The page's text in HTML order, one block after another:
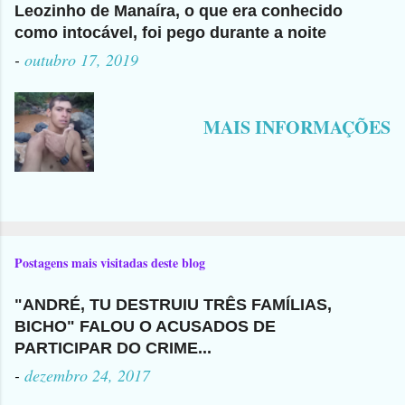
Leozinho de Manaíra, o que era conhecido
como intocável, foi pego durante a noite
- outubro 17, 2019
MAIS INFORMAÇÕES
Postagens mais visitadas deste blog
"ANDRÉ, TU DESTRUIU TRÊS FAMÍLIAS,
BICHO" FALOU O ACUSADOS DE
PARTICIPAR DO CRIME...
- dezembro 24, 2017